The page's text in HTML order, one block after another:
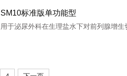
SM10标准版单功能型
用于泌尿外科在生理盐水下对前列腺增生